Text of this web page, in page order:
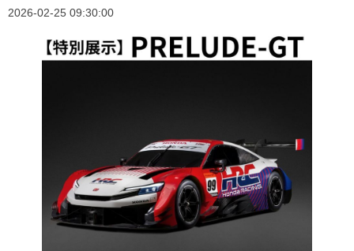
2026-02-25 09:30:00